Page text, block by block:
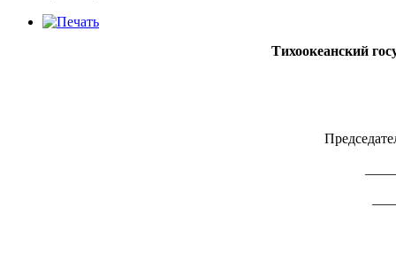
Тихоокеанский